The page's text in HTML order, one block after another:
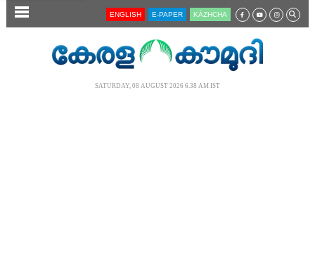
SECTIONS ENGLISH E-PAPER KĀZHCHA
SATURDAY, 08 AUGUST 2026 6.38 AM IST